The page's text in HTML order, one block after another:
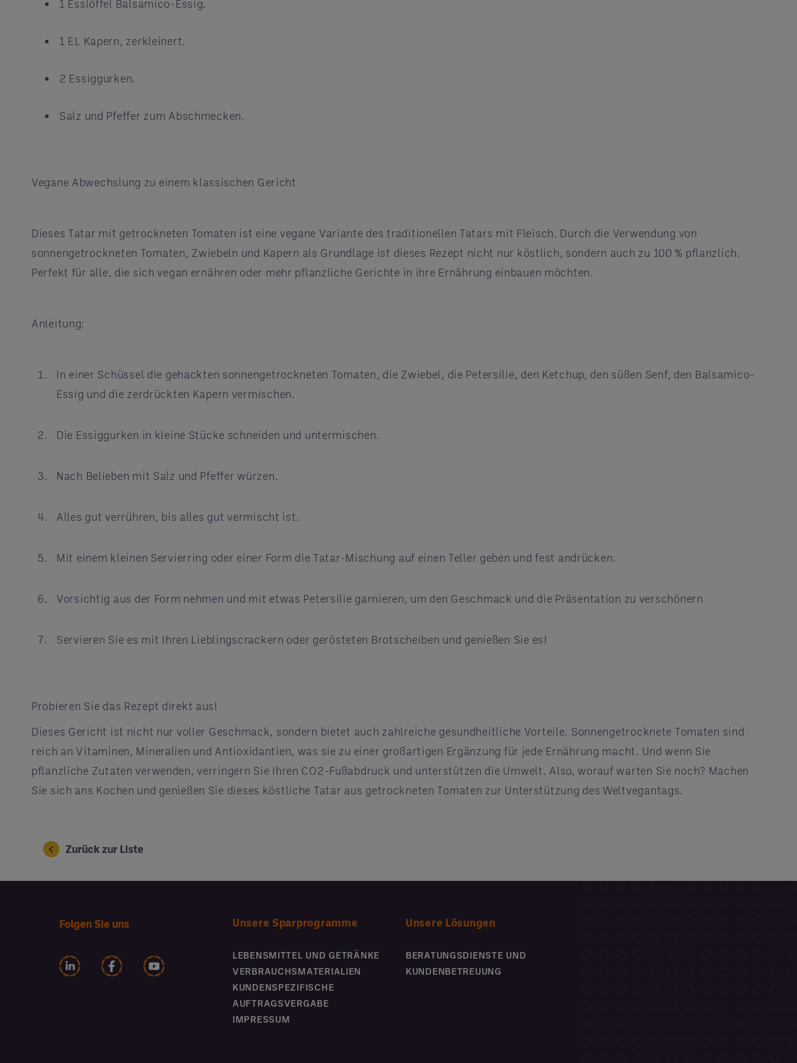
1 Esslöffel Balsamico-Essig.
1 EL Kapern, zerkleinert.
2 Essiggurken.
Salz und Pfeffer zum Abschmecken.
Vegane Abwechslung zu einem klassischen Gericht
Dieses Tatar mit getrockneten Tomaten ist eine vegane Variante des traditionellen Tatars mit Fleisch. Durch die Verwendung von
sonnengetrockneten Tomaten, Zwiebeln und Kapern als Grundlage ist dieses Rezept nicht nur köstlich, sondern auch zu 100 % pflanzlich.
Perfekt für alle, die sich vegan ernähren oder mehr pflanzliche Gerichte in ihre Ernährung einbauen möchten.
Anleitung:
In einer Schüssel die gehackten sonnengetrockneten Tomaten, die Zwiebel, die Petersilie, den Ketchup, den süßen Senf, den Balsamico-
Essig und die zerdrückten Kapern vermischen.
Die Essiggurken in kleine Stücke schneiden und untermischen.
Nach Belieben mit Salz und Pfeffer würzen.
Alles gut verrühren, bis alles gut vermischt ist.
Mit einem kleinen Servierring oder einer Form die Tatar-Mischung auf einen Teller geben und fest andrücken.
Vorsichtig aus der Form nehmen und mit etwas Petersilie garnieren, um den Geschmack und die Präsentation zu verschönern
Servieren Sie es mit Ihren Lieblingscrackern oder gerösteten Brotscheiben und genießen Sie es!
Probieren Sie das Rezept direkt aus!
Dieses Gericht ist nicht nur voller Geschmack, sondern bietet auch zahlreiche gesundheitliche Vorteile. Sonnengetrocknete Tomaten sind
reich an Vitaminen, Mineralien und Antioxidantien, was sie zu einer großartigen Ergänzung für jede Ernährung macht. Und wenn Sie
pflanzliche Zutaten verwenden, verringern Sie Ihren CO2-Fußabdruck und unterstützen die Umwelt. Also, worauf warten Sie noch? Machen
Sie sich ans Kochen und genießen Sie dieses köstliche Tatar aus getrockneten Tomaten zur Unterstützung des Weltvegantags.
Zurück zur Liste
Folgen Sie uns Unsere Sparprogramme
LEBENSMITTEL UND GETRÄNKE
VERBRAUCHSMATERIALIEN
KUNDENSPEZIFISCHE
AUFTRAGSVERGABE
IMPRESSUM
Unsere Lösungen
BERATUNGSDIENSTE UND
KUNDENBETREUUNG